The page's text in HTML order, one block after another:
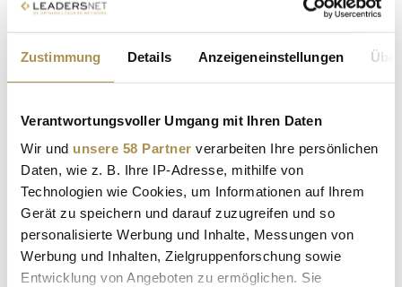
Zustimmung Details Anzeigeneinstellungen
Verantwortungsvoller Umgang mit Ihren Daten
Wir und unsere 58 Partner verarbeiten Ihre persönlichen
Daten, wie z. B. Ihre IP-Adresse, mithilfe von
Technologien wie Cookies, um Informationen auf Ihrem
Gerät zu speichern und darauf zuzugreifen und so
personalisierte Werbung und Inhalte, Messungen von
Werbung und Inhalten, Zielgruppenforschung sowie
Entwicklung von Angeboten zu ermöglichen. Sie
Enttäuschung
NEWS | 24.11.2025
Alzheimer-Durchbruch vorerst begraben hat. Der auch für
Ozempic verantwortliche Pharmariese muss damit einen
empfindlichen...
Nvidia Aktie vor Schicksalstag: Kippt die globale KI-
Rallye?
NEWS | 18.11.2025